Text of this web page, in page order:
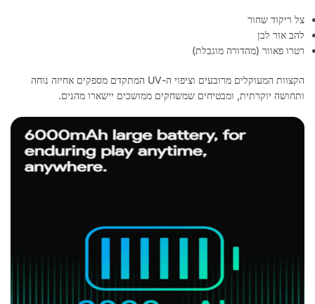
צל ריקוד שחור
להב אור לבן
רטרו פאוור (מהדורה מוגבלת)
הקצוות המעוקלים מרובעים וציפוי ה-UV המתקדם מספקים אחיזה נוחה
ותחושה יוקרתית, ומבטיחים שמשחקים ממושכים יישארו מהנים.